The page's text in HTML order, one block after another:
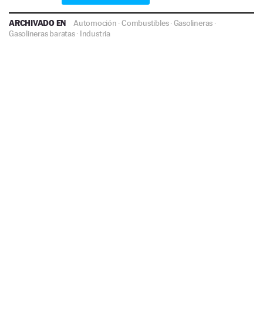
ARCHIVADO EN Automoción ·Combustibles·Gasolineras ·
Gasolineras baratas· Industria